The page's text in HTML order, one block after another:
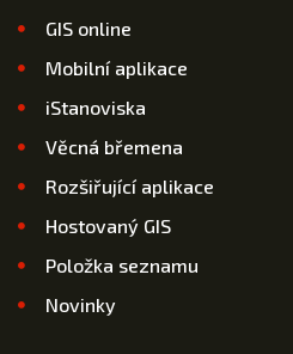
GIS online
Mobilní aplikace
iStanoviska
Věcná břemena
Rozšiřující aplikace
Hostovaný GIS
Položka seznamu
Novinky